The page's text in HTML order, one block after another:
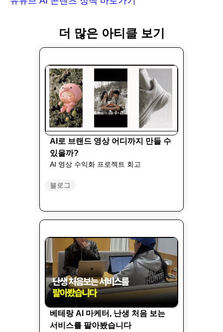
더 많은 아티클 보기
AI로 브랜드 영상 어디까지 만들 수
있을까?
AI 영상 수익화 프로젝트 회고
블로그
베테랑 AI 마케터, 난생 처음 보는
서비스를 팔아봤습니다